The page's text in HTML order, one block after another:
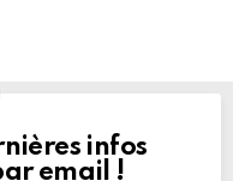
infos
email !